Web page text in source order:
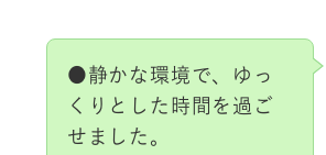
●静かな環境で、ゆっ
くりとした時間を過ご
せました。